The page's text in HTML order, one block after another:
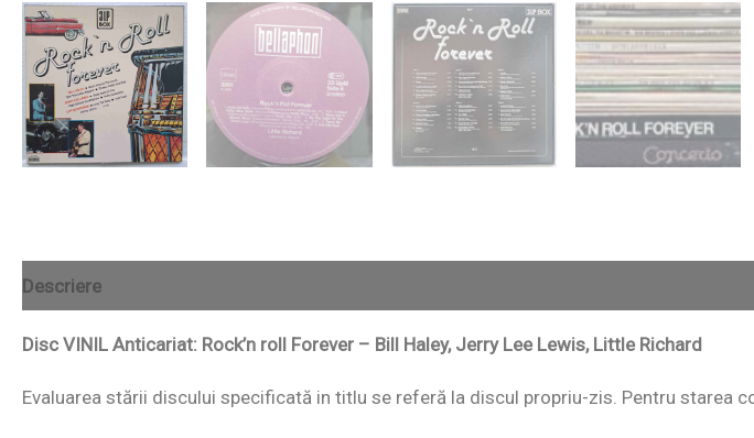
Descriere
Disc VINIL Anticariat: Rock’n roll Forever – Bill Haley, Jerry Lee Lewis, Little Richard
Evaluarea stării discului specificată in titlu se referă la discul propriu-zis. Pentru starea